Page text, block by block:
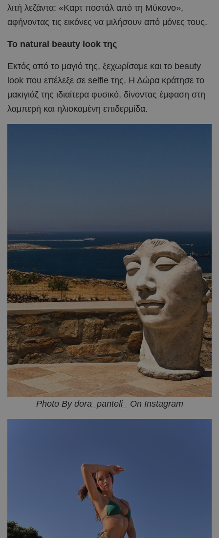
λιτή λεζάντα: «Καρτ ποστάλ από τη Μύκονο»,
αφήνοντας τις εικόνες να μιλήσουν από μόνες τους.
Το natural beauty look της
Εκτός από το μαγιό της, ξεχωρίσαμε και το beauty
look που επέλεξε σε selfie της. Η Δώρα κράτησε το
μακιγιάζ της ιδιαίτερα φυσικό, δίνοντας έμφαση στη
λαμπερή και ηλιοκαμένη επιδερμίδα.
Photo By dora_panteli_ On Instagram